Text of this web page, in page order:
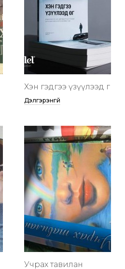
Хэн гэдгээ үзүүлээд өг
Дэлгэрэнгүй
Учрах тавилан